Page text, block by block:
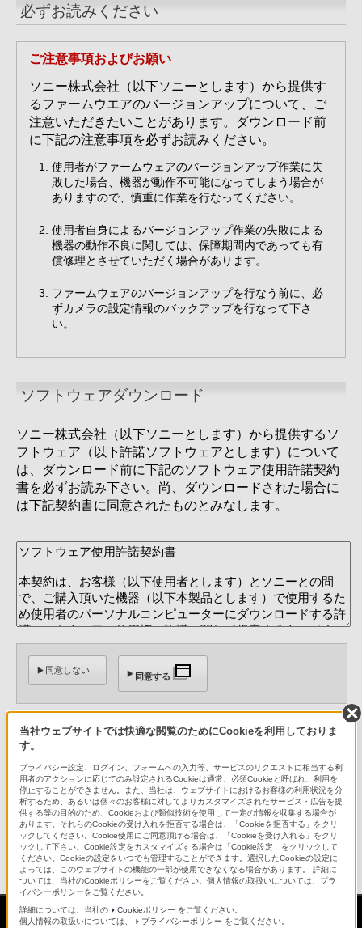
必ずお読みください
ご注意事項およびお願い
ソニー株式会社（以下ソニーとします）から提供す
るファームウエアのバージョンアップについて、ご
注意いただきたいことがあります。ダウンロード前
に下記の注意事項を必ずお読みください。
使用者がファームウェアのバージョンアップ作業に失
敗した場合、機器が動作不可能になってしまう場合が
ありますので、慎重に作業を行なってください。
使用者自身によるバージョンアップ作業の失敗による
機器の動作不良に関しては、保障期間内であっても有
償修理とさせていただく場合があります。
ファームウェアのバージョンアップを行なう前に、必
ずカメラの設定情報のバックアップを行なって下さ
い。
ソフトウェアダウンロード
ソニー株式会社（以下ソニーとします）から提供するソ
フトウェア（以下許諾ソフトウェアとします）について
は、ダウンロード前に下記のソフトウェア使用許諾契約
書を必ずお読み下さい。尚、ダウンロードされた場合に
は下記契約書に同意されたものとみなします。
同意しない
同意する
ページトップへ
ソフトウェアダウンロード
サポート・お問い合わせ
当社ウェブサイトでは快適な閲覧のためにCookieを利用しておりま
す。
プライバシー設定、ログイン、フォームへの入力等、サービスのリクエストに相当する利
用者のアクションに応じてのみ設定されるCookieは通常、必須Cookieと呼ばれ、利用を
停止することができません。また、当社は、ウェブサイトにおけるお客様の利用状況を分
析するため、あるいは個々のお客様に対してよりカスタマイズされたサービス・広告を提
供する等の目的のため、Cookieおよび類似技術を使用して一定の情報を収集する場合が
あります。それらのCookieの受け入れを拒否する場合は、「Cookieを拒否する」をクリ
ックしてください。Cookie使用にご同意頂ける場合は、「Cookieを受け入れる」をクリ
ックして下さい。Cookie設定をカスタマイズする場合は「Cookie設定」をクリックして
ください。Cookieの設定をいつでも管理することができます。選択したCookieの設定に
よっては、このウェブサイトの機能の一部が使用できなくなる場合があります。 詳細に
ついては、当社のCookieポリシーをご覧ください。個人情報の取扱いについては、プラ
イバシーポリシーをご覧ください。
詳細については、当社の
Cookieポリシー をご覧ください。
個人情報の取扱いについては、
プライバシーポリシー をご覧ください。